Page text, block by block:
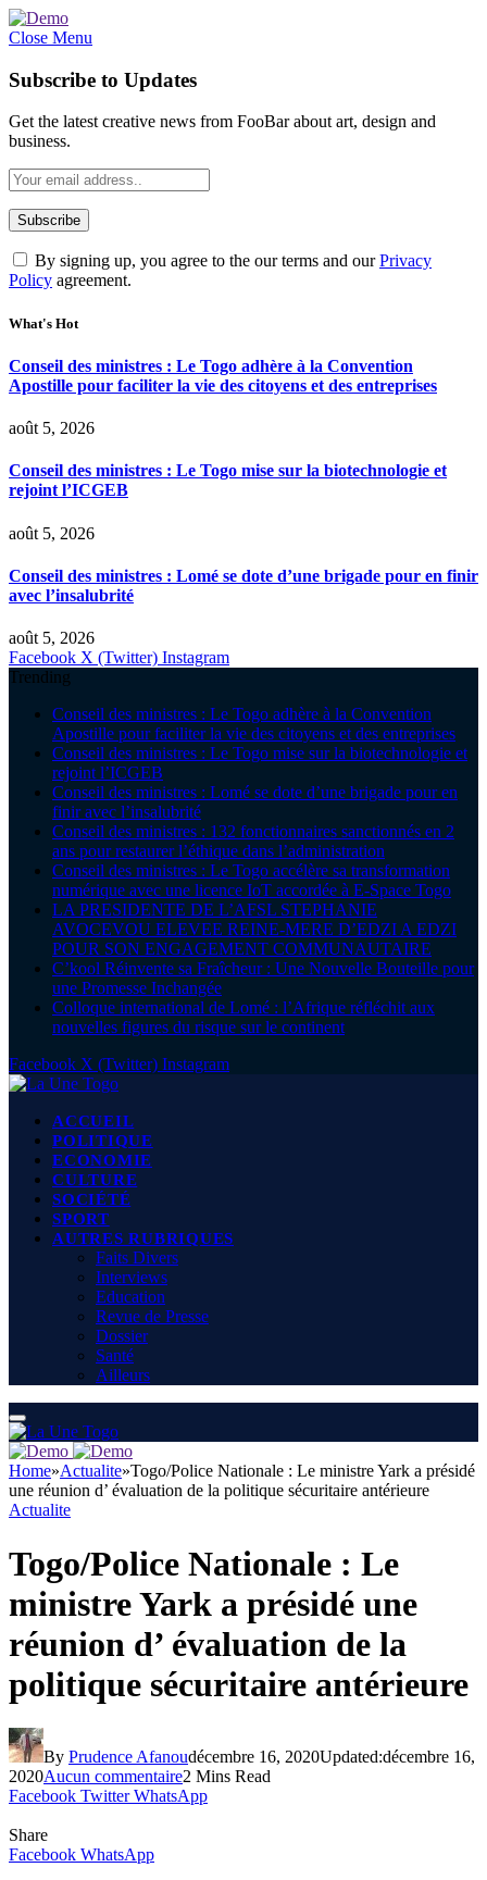
Close Menu
Subscribe to Updates
Get the latest creative news from FooBar about art, design and
business.
By signing up, you agree to the our terms and ourPrivacy
Policy agreement.
What's Hot
Conseil des ministres : Le Togo adhère à la Convention
Apostille pour faciliter la vie des citoyens et des entreprises
août 5, 2026
Conseil des ministres : Le Togo mise sur la biotechnologie et
rejoint l’ICGEB
août 5, 2026
Conseil des ministres : Lomé se dote d’une brigade pour en finir
avec l’insalubrité
août 5, 2026
Facebook X (Twitter) Instagram
Trending
Conseil des ministres : Le Togo adhère à la Convention
Apostille pour faciliter la vie des citoyens et des entreprises
Conseil des ministres : Le Togo mise sur la biotechnologie et
rejoint l’ICGEB
Conseil des ministres : Lomé se dote d’une brigade pour en
finir avec l’insalubrité
Conseil des ministres : 132 fonctionnaires sanctionnés en 2
ans pour restaurer l’éthique dans l’administration
Conseil des ministres : Le Togo accélère sa transformation
numérique avec une licence IoT accordée à E-Space Togo
LA PRESIDENTE DE L’AFSL STEPHANIE
AVOCEVOU ELEVEE REINE-MERE D’EDZI A EDZI
POUR SON ENGAGEMENT COMMUNAUTAIRE
C’kool Réinvente sa Fraîcheur : Une Nouvelle Bouteille pour
une Promesse Inchangée
Colloque international de Lomé : l’Afrique réfléchit aux
nouvelles figures du risque sur le continent
Facebook X (Twitter) Instagram
ACCUEIL
POLITIQUE
ECONOMIE
CULTURE
SOCIÉTÉ
SPORT
AUTRES RUBRIQUES
Faits Divers
Interviews
Education
Revue de Presse
Dossier
Santé
Ailleurs
Home»Actualite»Togo/Police Nationale : Le ministre Yark a présidé
une réunion d’ évaluation de la politique sécuritaire antérieure
Actualite
Togo/Police Nationale : Le
ministre Yark a présidé une
réunion d’ évaluation de la
politique sécuritaire antérieure
By Prudence Afanoudécembre 16, 2020Updated:décembre 16,
2020Aucun commentaire2 Mins Read
Facebook Twitter WhatsApp
Share
Facebook WhatsApp